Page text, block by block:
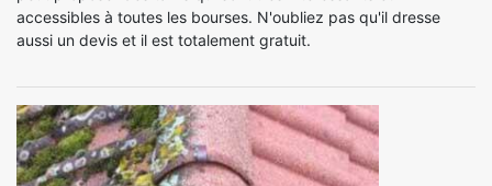
accessibles à toutes les bourses. N'oubliez pas qu'il dresse
aussi un devis et il est totalement gratuit.